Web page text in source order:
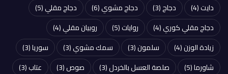
دايت(4) دجاج(3) دجاج مشوي(6) دجاج مقلي(5)
دجاج مقلي كوري(4) روايات(5) روبيان مقلي(4)
زيادة الوزن(4) سلمون(3) سمك مشوي(3) سوريا(3)
شاورما(5) صلصة العسل بالخردل(3) صوص(3) عتاب(3)